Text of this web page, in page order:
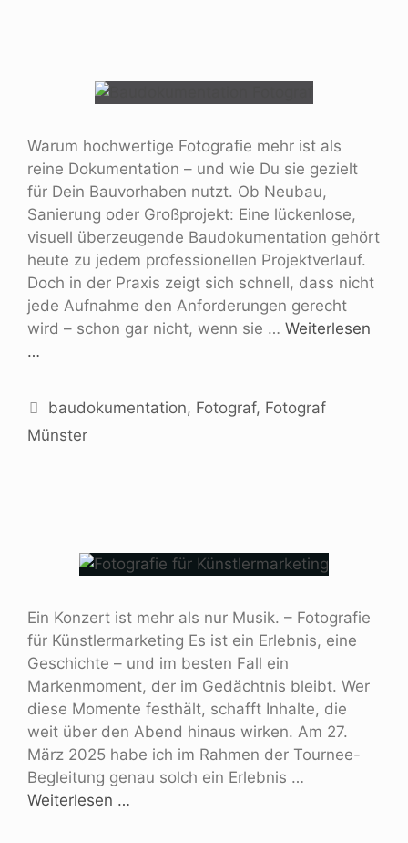
Warum hochwertige Fotografie mehr ist als
reine Dokumentation – und wie Du sie gezielt
für Dein Bauvorhaben nutzt. Ob Neubau,
Sanierung oder Großprojekt: Eine lückenlose,
visuell überzeugende Baudokumentation gehört
heute zu jedem professionellen Projektverlauf.
Doch in der Praxis zeigt sich schnell, dass nicht
jede Aufnahme den Anforderungen gerecht
wird – schon gar nicht, wenn sie … Weiterlesen
…
baudokumentation, Fotograf, Fotograf
Münster
Ein Konzert ist mehr als nur Musik. – Fotografie
für Künstlermarketing Es ist ein Erlebnis, eine
Geschichte – und im besten Fall ein
Markenmoment, der im Gedächtnis bleibt. Wer
diese Momente festhält, schafft Inhalte, die
weit über den Abend hinaus wirken. Am 27.
März 2025 habe ich im Rahmen der Tournee-
Begleitung genau solch ein Erlebnis …
Weiterlesen …